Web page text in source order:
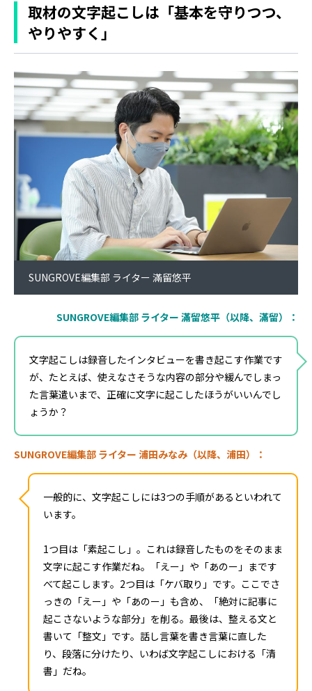
取材の文字起こしは「基本を守りつつ、
やりやすく」
SUNGROVE編集部 ライター 滿留悠平
SUNGROVE編集部 ライター 滿留悠平（以降、滿留）：
文字起こしは録音したインタビューを書き起こす作業です
が、たとえば、使えなさそうな内容の部分や緩んでしまっ
た言葉遣いまで、正確に文字に起こしたほうがいいんでし
ょうか？
SUNGROVE編集部 ライター 浦田みなみ（以降、浦田）：
一般的に、文字起こしには3つの手順があるといわれて
います。
1つ目は「素起こし」。これは録音したものをそのまま
文字に起こす作業だね。「えー」や「あのー」まです
べて起こします。2つ目は「ケバ取り」です。ここでさ
っきの「えー」や「あのー」も含め、「絶対に記事に
起こさないような部分」を削る。最後は、整える文と
書いて「整文」です。話し言葉を書き言葉に直した
り、段落に分けたり、いわば文字起こしにおける「清
書」だね。